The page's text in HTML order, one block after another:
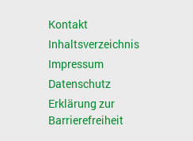
Kontakt
Inhaltsverzeichnis
Impressum
Datenschutz
Erklärung zur
Barrierefreiheit